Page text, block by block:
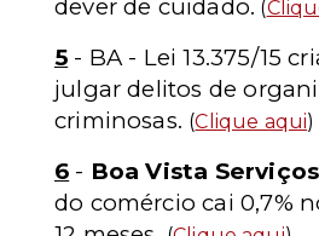
dever de cuidado. (
5 - BA - Lei 13.375/15
julgar delitos de
criminosas. (Clique aqui)
6 - Boa Vista
do comércio cai 0,7%